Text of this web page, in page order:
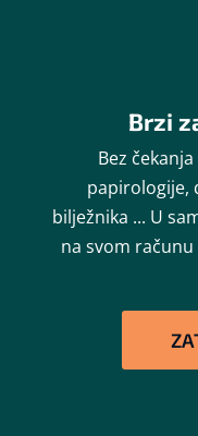
Brzi
Bez
papirologije,
bilježnika ... U
na svom računu